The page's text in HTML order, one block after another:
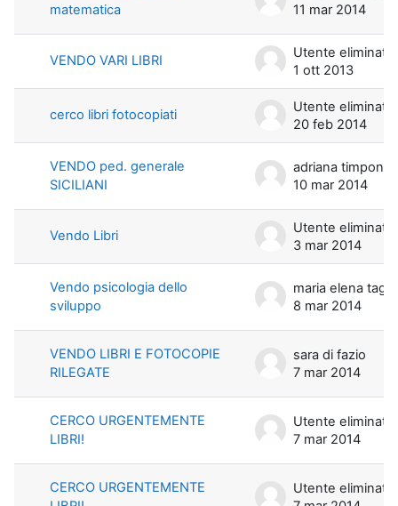
matematica
11 mar 2014
VENDO VARI LIBRI
Utente eliminato
1 ott 2013
cerco libri fotocopiati
Utente eliminato
20 feb 2014
VENDO ped. generale
SICILIANI
adriana timpone
10 mar 2014
Vendo Libri
Utente eliminato
3 mar 2014
Vendo psicologia dello
sviluppo
8 mar 2014
VENDO LIBRI E FOTOCOPIE
RILEGATE
sara di fazio
7 mar 2014
CERCO URGENTEMENTE
LIBRI!
Utente eliminato
7 mar 2014
CERCO URGENTEMENTE
Utente eliminato